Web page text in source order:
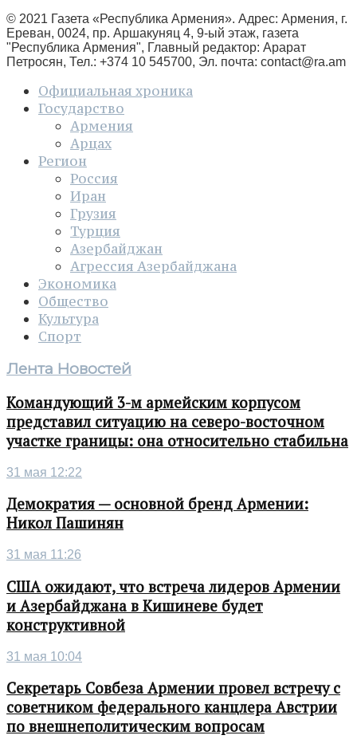
© 2021 Газета «Республика Армения». Адрес: Армения, г.
Ереван, 0024, пр. Аршакуняц 4, 9-ый этаж, газета
"Республика Армения", Главный редактор: Арарат
Петросян, Тел.: +374 10 545700, Эл. почта: contact@ra.am
Официальная хроника
Государство
Армения
Арцах
Регион
Россия
Иран
Грузия
Турция
Азербайджан
Агрессия Азербайджана
Экономика
Общество
Культура
Спорт
Лента Новостей
Командующий 3-м армейским корпусом
представил ситуацию на северо-восточном
участке границы: она относительно стабильна
31 мая 12:22
Демократия — основной бренд Армении:
Никол Пашинян
31 мая 11:26
США ожидают, что встреча лидеров Армении
и Азербайджана в Кишиневе будет
конструктивной
31 мая 10:04
Секретарь Совбеза Армении провел встречу с
советником федерального канцлера Австрии
по внешнеполитическим вопросам